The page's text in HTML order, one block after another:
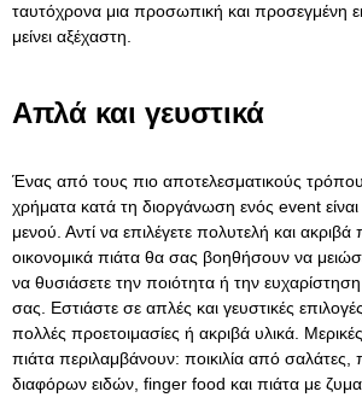
ταυτόχρονα μια προσωπική και προσεγμένη
μείνει αξέχαστη.
Απλά και γευστικά
Ένας από τους πιο αποτελεσματικούς
χρήματα κατά τη διοργάνωση ενός event
μενού. Αντί να επιλέγετε πολυτελή και
οικονομικά πιάτα θα σας βοηθήσουν να
να θυσιάσετε την ποιότητα ή την
σας. Εστιάστε σε απλές και γευστικές
πολλές προετοιμασίες ή ακριβά υλικά. Μερικές
πιάτα περιλαμβάνουν: ποικιλία από σαλάτες,
διαφόρων ειδών, finger food και πιάτα με